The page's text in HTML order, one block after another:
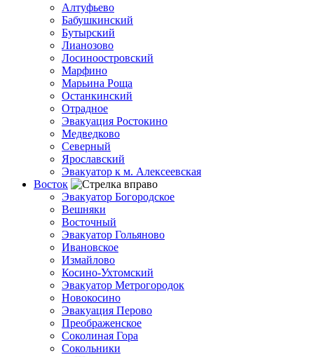
Алтуфьево
Бабушкинский
Бутырский
Лианозово
Лосиноостровский
Марфино
Марьина Роща
Останкинский
Отрадное
Эвакуация Ростокино
Медведково
Северный
Ярославский
Эвакуатор к м. Алексеевская
Восток
Эвакуатор Богородское
Вешняки
Восточный
Эвакуатор Гольяново
Ивановское
Измайлово
Косино-Ухтомский
Эвакуатор Метрогородок
Новокосино
Эвакуация Перово
Преображенское
Соколиная Гора
Сокольники